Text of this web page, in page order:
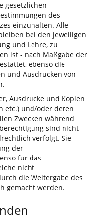
gesetzlichen
des
einzuhalten. Alle
bei den jeweiligen
und Lehre, zu
ist - nach Maßgabe der
ebenso die
und Ausdrucken von
Ausdrucke und Kopien
etc.) und/oder deren
Zwecken während
sind nicht
verfolgt. Sie
der
für das
nicht
die Weitergabe des
gemacht werden.